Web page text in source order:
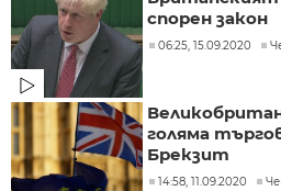
спорен закон
06:25, 15.09.2020
голяма
Брекзит
14:58, 11.09.2020